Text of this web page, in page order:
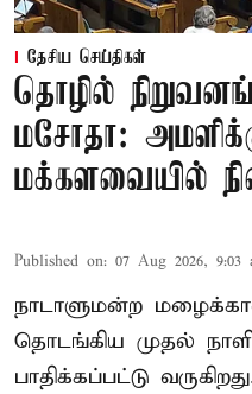
தேசிய செய்திகள்
தொழில்
மசோதா:
மக்களவையில்
Published on: 07 Aug 2026, 9:03
நாடாளுமன்ற
தொடங்கிய முதல்
பாதிக்கப்பட்டு